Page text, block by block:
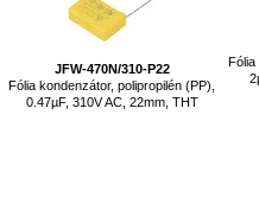
JFW-470N/310-P22
Fólia kondenzátor, polipropilén (PP),
0.47µF, 310V AC, 22mm, THT
Fólia